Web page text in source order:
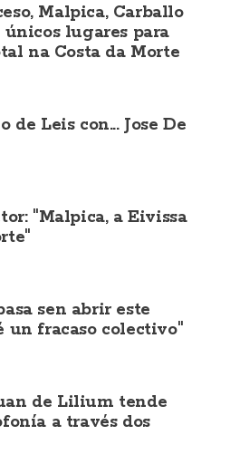
Malpica, Carballo
únicos lugares para
na Costa da Morte
Leis con... Jose De
"Malpica, a Eivissa
sen abrir este
un fracaso colectivo"
de Lilium tende
a través dos